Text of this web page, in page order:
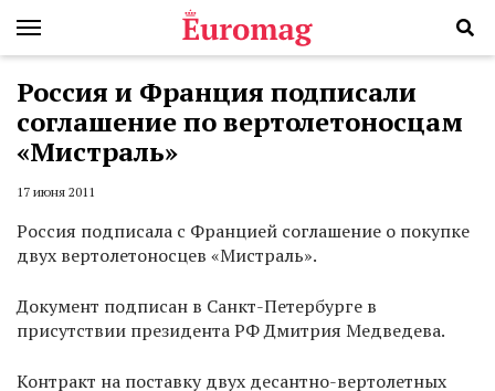
Россия и Франция подписали
соглашение по вертолетоносцам
«Мистраль»
17 июня 2011
Россия подписала с Францией соглашение о покупке
двух вертолетоносцев «Мистраль».
Документ подписан в Санкт-Петербурге в
присутствии президента РФ Дмитрия Медведева.
Контракт на поставку двух десантно-вертолетных